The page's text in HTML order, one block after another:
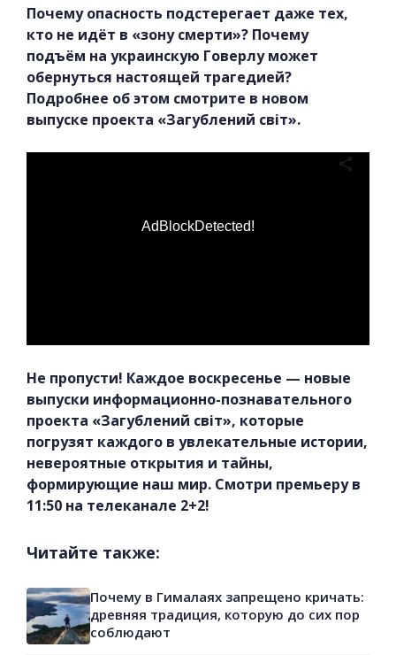
Почему опасность подстерегает даже тех,
кто не идёт в «зону смерти»? Почему
подъём на украинскую Говерлу может
обернуться настоящей трагедией?
Подробнее об этом смотрите в новом
выпуске проекта «Загублений світ».
AdBlockDetected!
Не пропусти! Каждое воскресенье — новые
выпуски информационно-познавательного
проекта «Загублений світ», которые
погрузят каждого в увлекательные истории,
невероятные открытия и тайны,
формирующие наш мир. Смотри премьеру в
11:50 на телеканале 2+2!
Читайте также:
Почему в Гималаях запрещено кричать:
древняя традиция, которую до сих пор
соблюдают